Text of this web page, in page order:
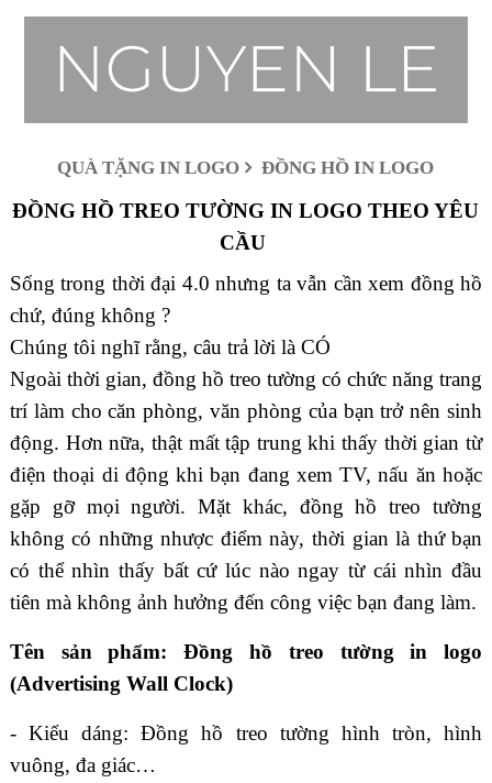
QUÀ TẶNG IN LOGO ĐỒNG HỒ IN LOGO
ĐỒNG HỒ TREO TƯỜNG IN LOGO THEO YÊU
CẦU
Sống trong thời đại 4.0 nhưng ta vẫn cần xem đồng hồ
chứ, đúng không ?
Chúng tôi nghĩ rằng, câu trả lời là CÓ
Ngoài thời gian, đồng hồ treo tường có chức năng trang
trí làm cho căn phòng, văn phòng của bạn trở nên sinh
động. Hơn nữa, thật mất tập trung khi thấy thời gian từ
điện thoại di động khi bạn đang xem TV, nấu ăn hoặc
gặp gỡ mọi người. Mặt khác, đồng hồ treo tường
không có những nhược điểm này, thời gian là thứ bạn
có thể nhìn thấy bất cứ lúc nào ngay từ cái nhìn đầu
tiên mà không ảnh hưởng đến công việc bạn đang làm.
Tên sản phẩm: Đồng hồ treo tường in logo
(Advertising Wall Clock)
- Kiểu dáng: Đồng hồ treo tường hình tròn, hình
vuông, đa giác…